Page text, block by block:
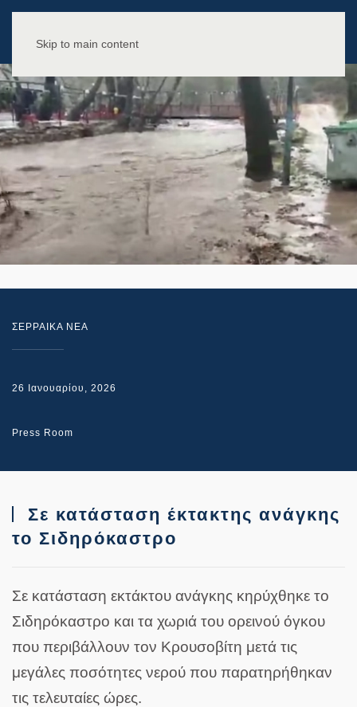
Skip to main content
ΣΕΡΡΑΙΚΑ ΝΕΑ
26 Ιανουαρίου, 2026
Press Room
Σε κατάσταση έκτακτης ανάγκης
το Σιδηρόκαστρο
Σε κατάσταση εκτάκτου ανάγκης κηρύχθηκε το
Σιδηρόκαστρο και τα χωριά του ορεινού όγκου
που περιβάλλουν τον Κρουσοβίτη μετά τις
μεγάλες ποσότητες νερού που παρατηρήθηκαν
τις τελευταίες ώρες.